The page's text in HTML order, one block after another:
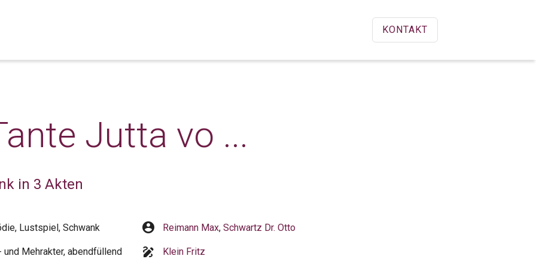
KONTAKT
Jutta vo ...
in 3 Akten
Lustspiel, Schwank
und Mehrakter, abendfüllend
account_circle Reimann Max, Schwartz Dr. Otto
draw Klein Fritz